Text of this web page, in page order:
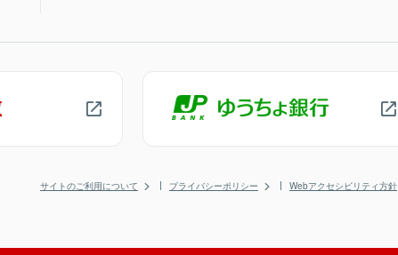
サイトのご利用について プライバシーポリシー Webアクセシビリティ方針